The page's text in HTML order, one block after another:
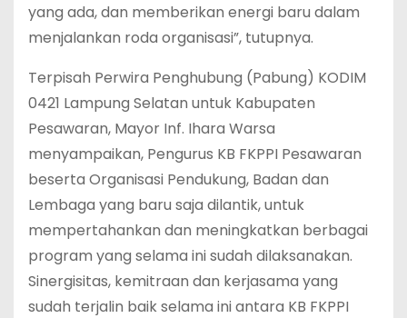
yang ada, dan memberikan energi baru dalam
menjalankan roda organisasi”, tutupnya.
Terpisah Perwira Penghubung (Pabung) KODIM
0421 Lampung Selatan untuk Kabupaten
Pesawaran, Mayor Inf. Ihara Warsa
menyampaikan, Pengurus KB FKPPI Pesawaran
beserta Organisasi Pendukung, Badan dan
Lembaga yang baru saja dilantik, untuk
mempertahankan dan meningkatkan berbagai
program yang selama ini sudah dilaksanakan.
Sinergisitas, kemitraan dan kerjasama yang
sudah terjalin baik selama ini antara KB FKPPI